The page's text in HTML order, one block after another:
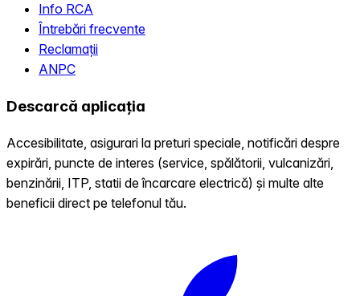
Info RCA
Întrebări frecvente
Reclamații
ANPC
Descarcă aplicația
Accesibilitate, asigurari la preturi speciale, notificări despre
expirări, puncte de interes (service, spălătorii, vulcanizări,
benzinării, ITP, statii de încarcare electrică) și multe alte
beneficii direct pe telefonul tău.